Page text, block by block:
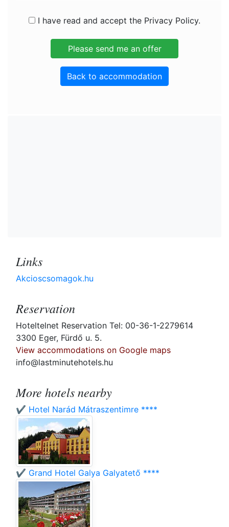
I have read and accept the Privacy Policy.
Back to accommodation
Links
Akcioscsomagok.hu
Reservation
Hoteltelnet Reservation Tel: 00-36-1-2279614
3300 Eger, Fürdő u. 5.
View accommodations on Google maps
info@lastminutehotels.hu
More hotels nearby
✔️ Hotel Narád Mátraszentimre ****
✔️ Grand Hotel Galya Galyatető ****